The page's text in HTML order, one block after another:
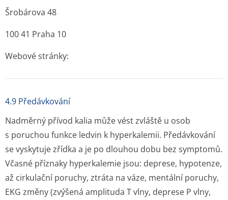
Šrobárova 48
100 41 Praha 10
Webové stránky:
4.9 Předávkování
Nadměrný přívod kalia může vést zvláště u osob
s poruchou funkce ledvin k hyperkalemii. Předávkování
se vyskytuje zřídka a je po dlouhou dobu bez symptomů.
Včasné příznaky hyperkalemie jsou: deprese, hypotenze,
až cirkulační poruchy, ztráta na váze, mentální poruchy,
EKG změny (zvýšená amplituda T vlny, deprese P vlny,